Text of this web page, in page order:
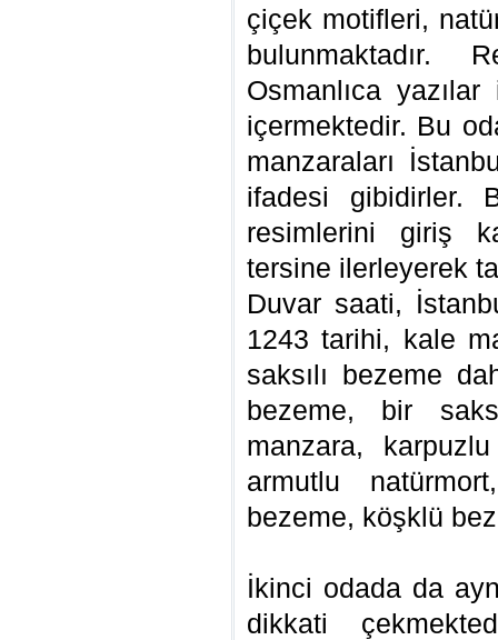
çiçek motifleri,
bulunmaktadır.
Osmanlıca
içermektedir. Bu
manzaraları
ifadesi gibidirler.
resimlerini giriş
tersine ilerleyerek
Duvar saati,
1243 tarihi, kale
saksılı bezeme
bezeme, bir
manzara,
armutlu
bezeme, köşklü
İkinci odada da
dikkati